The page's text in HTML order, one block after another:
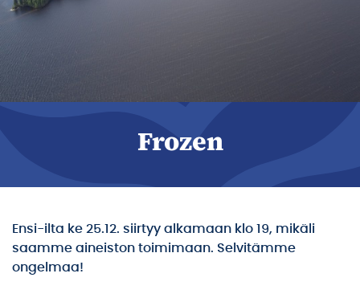
Frozen
Ensi-ilta ke 25.12. siirtyy alkamaan klo 19, mikäli
saamme aineiston toimimaan. Selvitämme
ongelmaa!